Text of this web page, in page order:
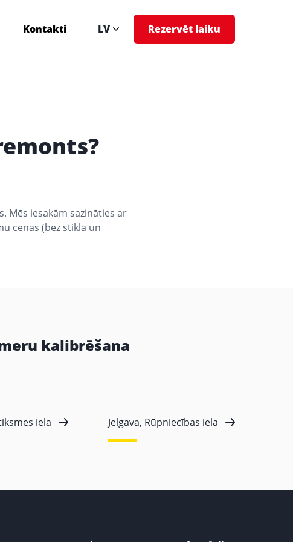
Kontakti LV Rezervēt laiku
Mēs iesakām sazināties ar
cenas (bez stikla un
kalibrēšana
iela Jelgava, Rūpniecības iela